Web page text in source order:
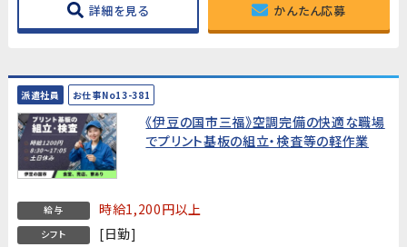
詳細を見る かんたん応募
派遣社員 お仕事No13-381
《伊豆の国市三福》空調完備の快適な職場
でプリント基板の組立・検査等の軽作業
給与 時給1,200円以上
シフト [日勤]